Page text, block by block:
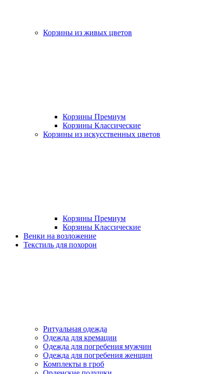
Корзины из живых цветов
Корзины Премиум
Корзины Классические
Корзины из искусственных цветов
Корзины Премиум
Корзины Классические
Венки на возложение
Текстиль для похорон
Ритуальная одежда
Одежда для кремации
Одежда для погребения мужчин
Одежда для погребения женщин
Комплекты в гроб